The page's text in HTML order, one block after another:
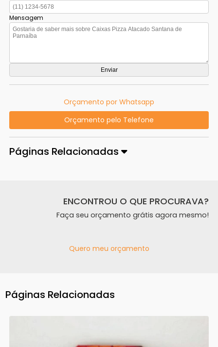
Mensagem
Orçamento por Whatsapp
Orçamento pelo Telefone
Páginas Relacionadas
ENCONTROU O QUE PROCURAVA?
Faça seu orçamento grátis agora mesmo!
Quero meu orçamento
Páginas Relacionadas